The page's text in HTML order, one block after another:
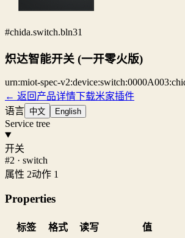
#chida.switch.bln31
炽达智能开关 (一开零火版)
urn:miot-spec-
← 返回产品详情下载米家插件
语言 中文 English
Service tree
开关
#2 · switch
属性 2动作 1
Properties
标签 格式 读写
值